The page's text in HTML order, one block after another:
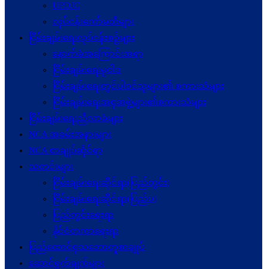
UPDJC
လုပ်ငန်းကော်မတီများ
ငြိမ်းချမ်းရေးလုပ်ငန်းစဉ်များ
နောက်ခံအကြောင်းအရာ
ငြိမ်းချမ်းရေးမူဝါဒ
ငြိမ်းချမ်းရေးတွင်ပါဝင်သူများ၏ စကားသံများ
ငြိမ်းချမ်းရေးအစုအဖွဲ့များ၏စကားသံများ
ငြိမ်းချမ်းရေးညီလာခံများ
NCA အခမ်းအနားများ
NCA စာချုပ်ဆိုင်ရာ
သတင်းများ
ငြိမ်းချမ်းရေးဆိုင်ရာ(ပြည်တွင်း)
ငြိမ်းချမ်းရေးဆိုင်ရာ(ပြည်ပ)
ပြည်တွင်းရေးရာ
နိုင်ငံတကာရေးရာ
ပြည်ထောင်စုသဘောတူစာချုပ်
ဆောင်ရွက်ချက်များ